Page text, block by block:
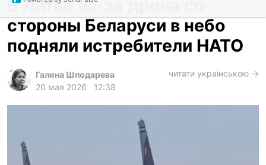
происшествия
криминал
харьков
архив
В Литве из-за дрона со
стороны Беларуси в небо
подняли истребители НАТО
Галина Шподарева
20 мая 2026
12:38
читати українською →